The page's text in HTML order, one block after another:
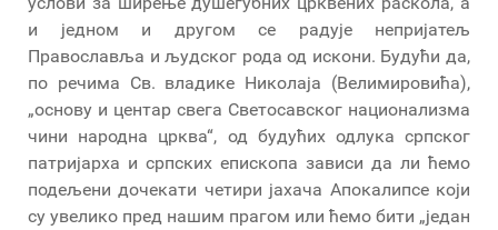
и једном и другом се радује непријатељ
Православља и људског рода од искони. Будући да,
по речима Св. владике Николаја (Велимировића),
„основу и центар свега Светосавског национализма
чини народна црква“, од будућих одлука српског
патријарха и српских епископа зависи да ли ћемо
подељени дочекати четири јахача Апокалипсе који
су увелико пред нашим прагом или ћемо бити „један